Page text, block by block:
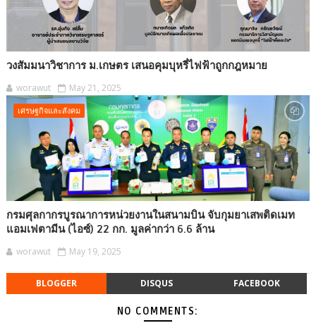
วงสัมมนาวิชาการ ม.เกษตร เสนอคุมบุหรี่ไฟฟ้าถูกกฎหมาย
worawut May 21, 2025
เศรษฐกิจและสังคม
กรมศุลกากรบูรณาการหน่วยงานในสนามบิน จับกุมยาเสพติดเมท
แอมเฟตามีน (ไอซ์) 22 กก. มูลค่ากว่า 6.6 ล้าน
worawut May 19, 2025
BLOGGER DISQUS FACEBOOK
NO COMMENTS: